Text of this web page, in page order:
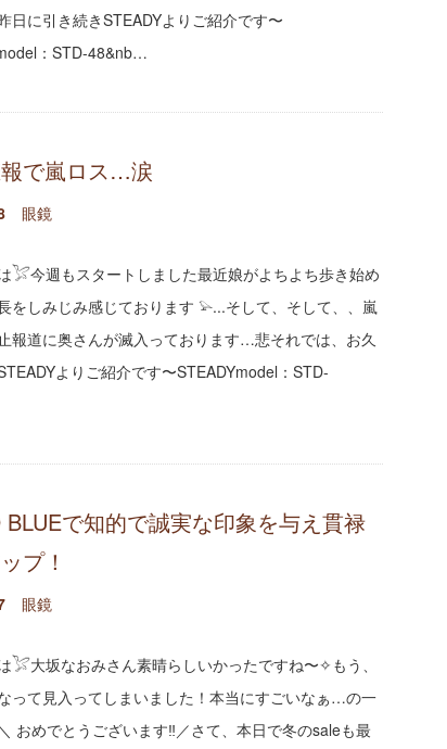
日に引き続きSTEADYよりご紹介です〜
：STD-48&nb…
で嵐ロス…涙
眼鏡
𓅯今週もスタートしました最近娘がよちよち歩き始め
をしみじみ感じております 𓅫...そして、そして、、嵐
報道に奥さんが滅入っております…悲それでは、お久
よりご紹介です〜STEADYmodel：STD-
BLUEで知的で誠実な印象を与え貫禄
プ！
眼鏡
𓅯大坂なおみさん素晴らしいかったですね〜✧もう、
って見入ってしまいました！本当にすごいなぁ…の一
おめでとうございます‼︎／さて、本日で冬のsaleも最